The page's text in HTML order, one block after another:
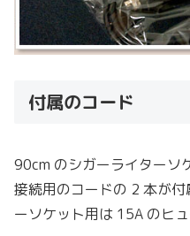
付属のコード
90cm のシガーライターソ
接続用のコードの 2 本が
ーソケット用は 15A のヒ